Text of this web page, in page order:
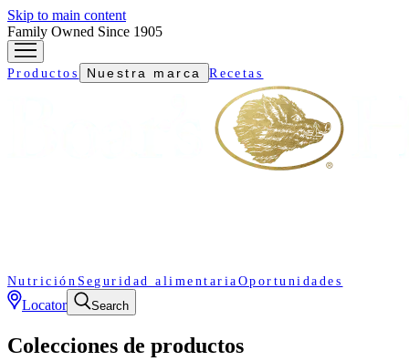
Skip to main content
Family Owned Since 1905
Productos Nuestra marca Recetas
Nutrición Seguridad alimentaria Oportunidades
Locator Search
Colecciones de productos